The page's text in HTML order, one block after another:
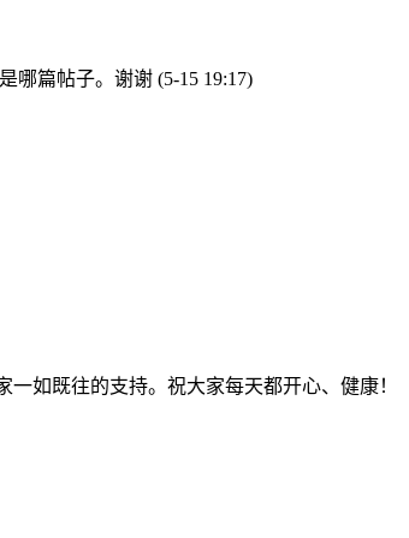
哪篇帖子。谢谢 (5-15 19:17)
如既往的支持。祝大家每天都开心、健康！